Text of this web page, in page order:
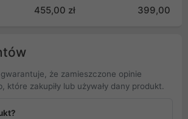
455,00 zł 399,00 zł
gwarantuje, że zamieszczone opinie
które zakupiły lub używały dany produkt.